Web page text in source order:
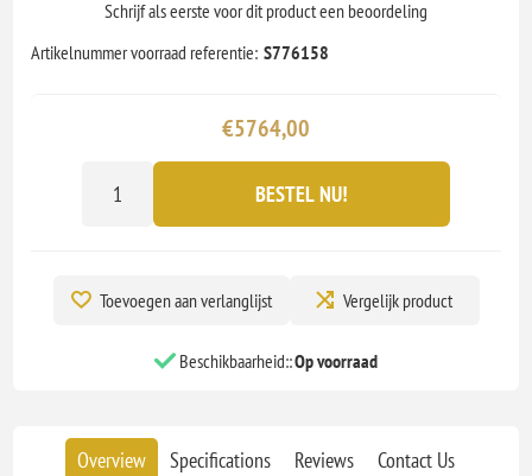
Schrijf als eerste voor dit product een beoordeling
Artikelnummer voorraad referentie: S776158
€5764,00
BESTEL NU!
Toevoegen aan verlanglijst Vergelijk product
Beschikbaarheid::Op voorraad
Overview Specifications Reviews Contact Us